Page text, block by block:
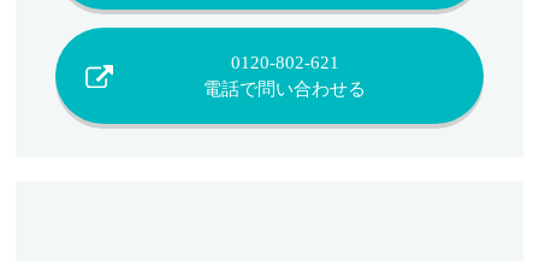
0120-802-621
電話で問い合わせる